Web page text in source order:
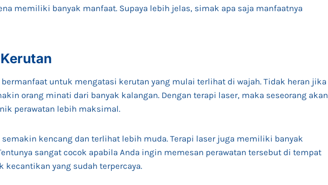
memiliki banyak manfaat. Supaya lebih jelas, simak apa saja manfaatnya
bermanfaat untuk mengatasi kerutan yang mulai terlihat di wajah. Tidak heran jika
orang minati dari banyak kalangan. Dengan terapi laser, maka seseorang akan
perawatan lebih maksimal.
kencang dan terlihat lebih muda. Terapi laser juga memiliki banyak
sangat cocok apabila Anda ingin memesan perawatan tersebut di tempat
kecantikan yang sudah terpercaya.